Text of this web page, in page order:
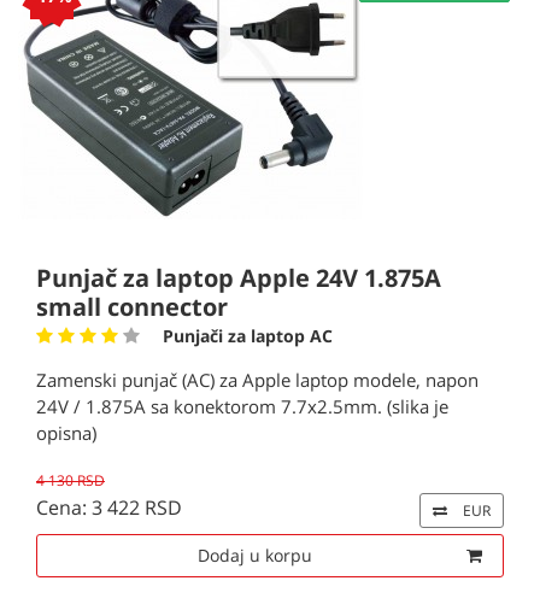
Punjač za laptop Apple 24V 1.875A
small connector
Punjači za laptop AC
Zamenski punjač (AC) za Apple laptop modele, napon
24V / 1.875A sa konektorom 7.7x2.5mm. (slika je
opisna)
4 130 RSD
Cena: 3 422 RSD EUR
Dodaj u korpu